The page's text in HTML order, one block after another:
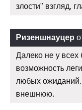
злости" взгляд,
Ризеншнауцер
Далеко не у всех
возможность
любых
внешнюю.